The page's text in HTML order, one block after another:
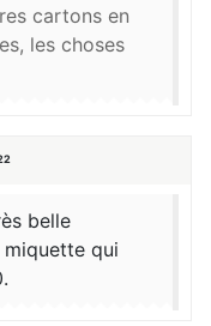
cartons en
les choses
belle
qui